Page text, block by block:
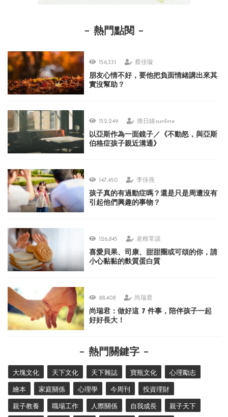
熱門點閱
156,331 蔡佳璇
朋友心情不好，要他把負面情緒講出來其
實沒幫助？
152,249 換日線sunline
以亞斯作為一面鏡子／《不動怒，與亞斯
伯格症孩子親近溝通》
147,450 李佳燕
孩子真的有過動症嗎？還是只是周遭沒有
引起他們興趣的事物？
126,845 老根常談
喜愛貝果、司康、甜甜圈或可頌的你，請
小心黏黏的麩質蛋白質
88,408 尚瑞君
尚瑞君：做好這 7 件事，陪伴孩子一起
好好長大！
熱門關鍵字
大塊文化 天下文化 天下雜誌 寶瓶文化 心理勵志
繪本 家庭關係 心理學 今周刊 投資理財
親子教養 職場工作 人際關係 自我成長 親子天下